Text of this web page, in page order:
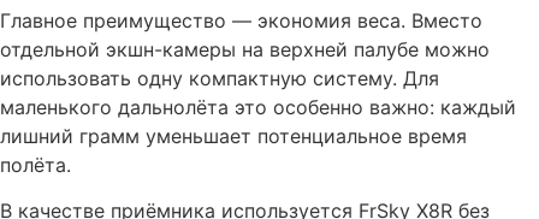
Главное преимущество — экономия веса. Вместо
отдельной экшн-камеры на верхней палубе можно
использовать одну компактную систему. Для
маленького дальнолёта это особенно важно: каждый
лишний грамм уменьшает потенциальное время
полёта.
В качестве приёмника используется FrSky X8R без